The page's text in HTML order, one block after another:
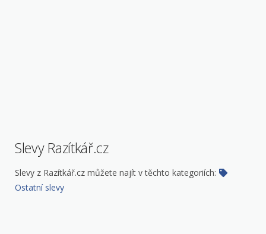
Slevy Razítkář.cz
Slevy z Razítkář.cz můžete najít v těchto kategoriích:
Ostatní slevy